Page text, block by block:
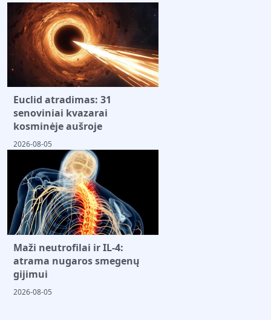
Euclid atradimas: 31
senoviniai kvazarai
kosminėje aušroje
2026-08-05
Maži neutrofilai ir IL-4:
atrama nugaros smegenų
gijimui
2026-08-05